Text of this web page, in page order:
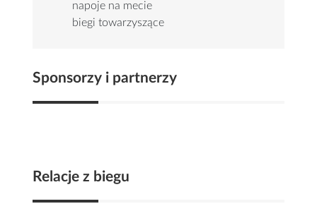
napoje na mecie
biegi towarzyszące
Sponsorzy i partnerzy
Relacje z biegu